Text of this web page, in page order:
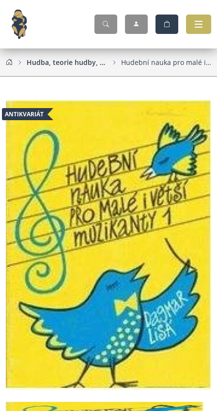
Hudba, teorie hudby, zpěvníky, noty Hudební nauka pro malé i větší muzikanty
ANTIKVARIÁT